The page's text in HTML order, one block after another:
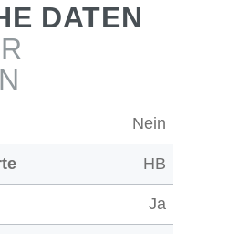
DATEN
Nein
HB
Ja